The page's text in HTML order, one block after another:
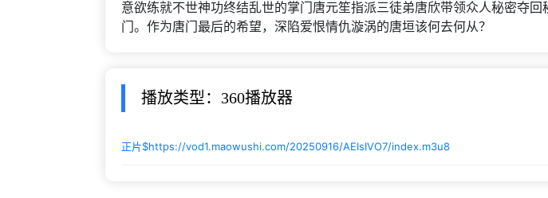
意欲练就不世神功终结乱世的掌门唐元笙指派三徒弟唐欣带领众人秘密夺
门。作为唐门最后的希望，深陷爱恨情仇漩涡的唐垣该何去何从？
播放类型：360播放器
正片$https://vod1.maowushi.com/20250916/AEIsIVO7/index.m3u8